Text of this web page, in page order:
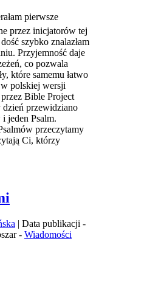
pierwsze
przez inicjatorów tej
szybko znalazłam
Przyjemność daje
co pozwala
które samemu łatwo
polskiej wersji
Bible Project
przewidziano
jeden Psalm.
przeczytamy
Ci, którzy
| Data publikacji -
- Wiadomości